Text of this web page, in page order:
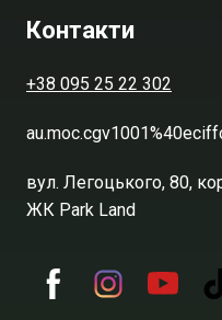
Контакти
+38 095 25 22 302
вул. Легоцького, 80,
ЖК Park Land